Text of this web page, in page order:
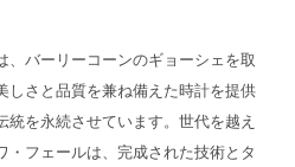
バーリーコーンのギョーシェを取
しさと品質を兼ね備えた時計を提供
統を永続させています。世代を越え
・フェールは、完成された技術とタ